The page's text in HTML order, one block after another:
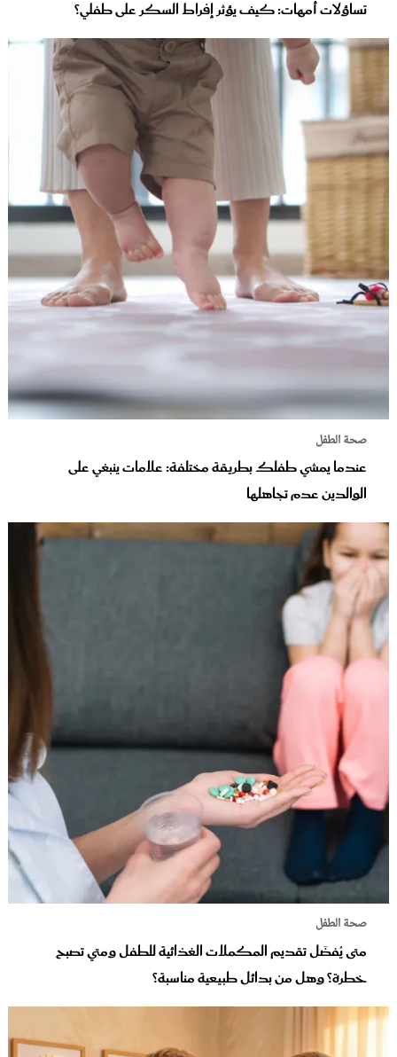
تساؤلات أمهات: كيف يؤثر إفراط السكر على طفلي؟
صحة الطفل
عندما يمشي طفلك بطريقة مختلفة: علامات ينبغي على
الوالدين عدم تجاهلها
صحة الطفل
متى يُفضَل تقديم المكملات الغذائية للطفل ومتي تصبح
خطرة؟ وهل من بدائل طبيعية مناسبة؟